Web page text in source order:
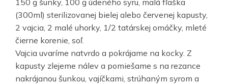
(300ml) sterilizovanej bielej alebo červenej kapusty,
2 vajcia, 2 malé uhorky, 1/2 tatárskej omáčky, mleté
čierne korenie, soľ.
Vajcia uvaríme natvrdo a pokrájame na kocky. Z
kapusty zlejeme nálev a pomiešame s na rezance
nakrájanou šunkou, vajíčkami, strúhaným syrom a